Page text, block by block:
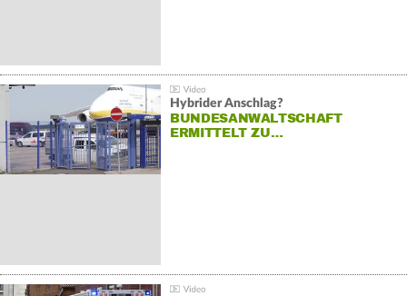
Hybrider Anschlag?
BUNDESANWALTSCHAFT
ERMITTELT ZU…